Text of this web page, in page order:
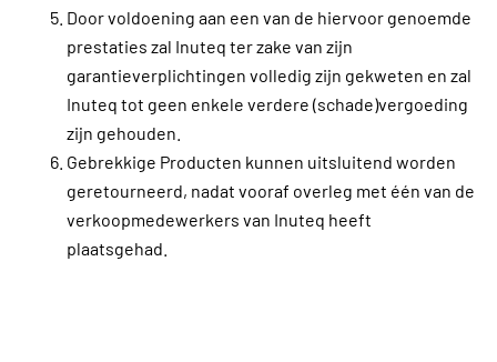
Door voldoening aan een van de hiervoor genoemde
prestaties zal Inuteq ter zake van zijn
garantieverplichtingen volledig zijn gekweten en zal
Inuteq tot geen enkele verdere (schade)vergoeding
zijn gehouden.
Gebrekkige Producten kunnen uitsluitend worden
geretourneerd, nadat vooraf overleg met één van de
verkoopmedewerkers van Inuteq heeft
plaatsgehad.